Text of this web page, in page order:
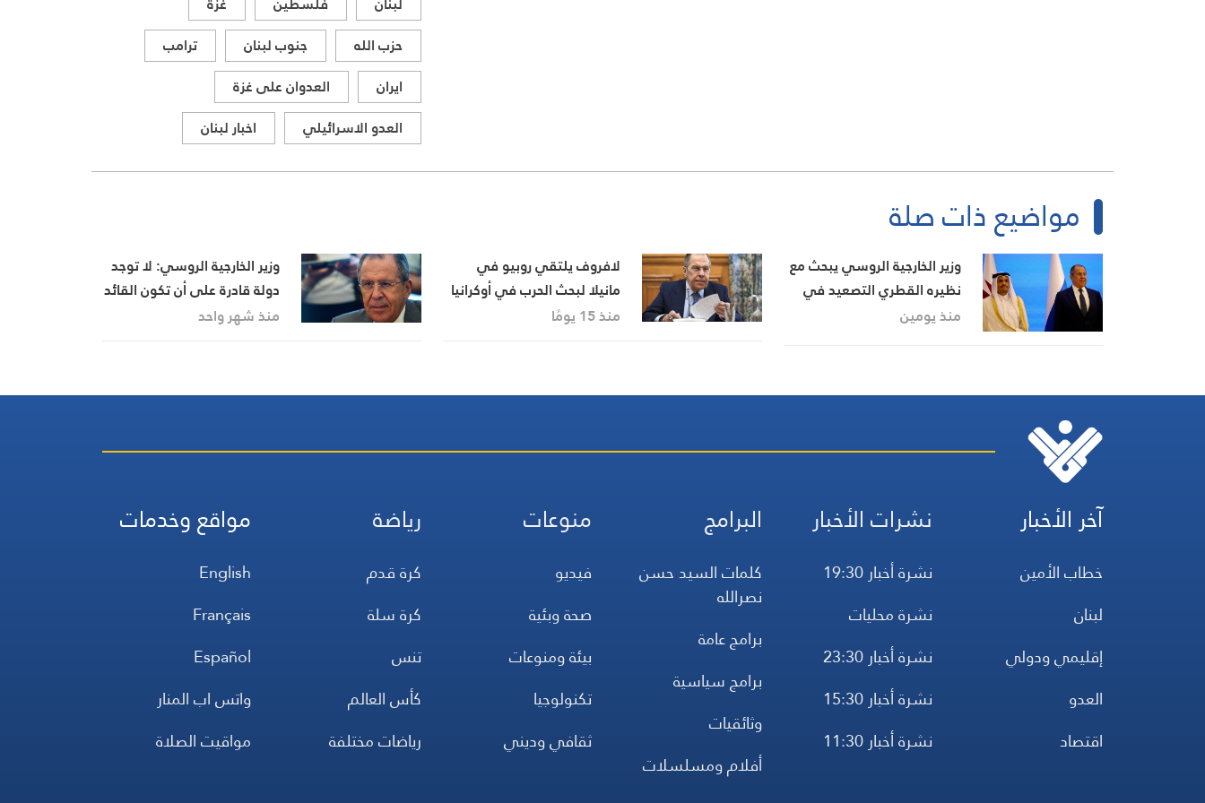
حزب الله
جنوب لبنان
ترامب
ايران
العدوان على غزة
العدو الاسرائيلي
اخبار لبنان
مواضيع ذات صلة
وزير الخارجية الروسي يبحث مع
نظيره القطري التصعيد في
الخليج وضرورة استئناف
منذ يومين
لافروف يلتقي روبيو في
مانيلا لبحث الحرب في أوكرانيا
والتطورات في الشرق الأوسط
منذ 15 يومًا
وزير الخارجية الروسي: لا توجد
دولة قادرة على أن تكون القائد
الوحيد للعالم
منذ شهر واحد
آخر الأخبار
خطاب الأمين
لبنان
إقليمي ودولي
العدو
اقتصاد
نشرات الأخبار
نشرة أخبار 19:30
نشرة محليات
نشرة أخبار 23:30
نشرة أخبار 15:30
نشرة أخبار 11:30
البرامج
كلمات السيد حسن
نصرالله
برامج عامة
برامج سياسية
وثائقيات
أفلام ومسلسلات
منوعات
فيديو
صحة وبئية
بيئة ومنوعات
تكنولوجيا
ثقافي وديني
رياضة
كرة قدم
كرة سلة
تنس
كأس العالم
رياضات مختلفة
مواقع وخدمات
English
Français
Español
واتس اب المنار
مواقيت الصلاة